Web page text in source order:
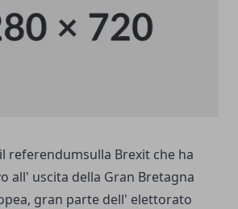
referendumsulla Brexit che ha
all' uscita della Gran Bretagna
gran parte dell' elettorato